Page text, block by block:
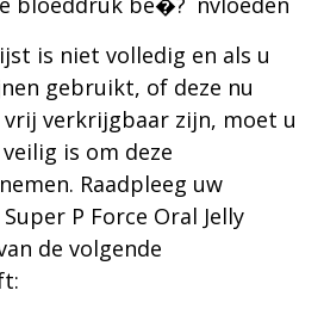
is niet volledig en als u
gebruikt, of deze nu
verkrijgbaar zijn, moet u
is om deze
Raadpleeg uw
P Force Oral Jelly
de volgende